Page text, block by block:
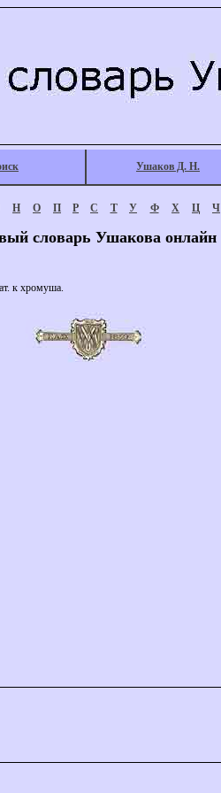
Ушаков Д. Н.
Н О П Р С Т У Ф Х Ц Ч
словарь Ушакова онлайн
к хромуша.